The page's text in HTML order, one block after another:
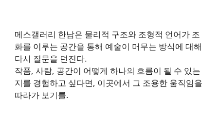
메스갤러리 한남은 물리적 구조와 조형적 언어가 조
화를 이루는 공간을 통해 예술이 머무는 방식에 대해
다시 질문을 던진다.
작품, 사람, 공간이 어떻게 하나의 흐름이 될 수 있는
지를 경험하고 싶다면, 이곳에서 그 조용한 움직임을
따라가 보기를.